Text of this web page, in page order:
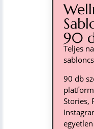
90
Teljes
90 db
Stories,